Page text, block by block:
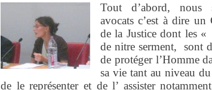
Tout d’abord, nous
avocats c’est à dire
de la Justice dont les «
de nitre serment,
sont
de protéger l’Homme
sa vie tant au niveau
de le représenter et de l’ assister